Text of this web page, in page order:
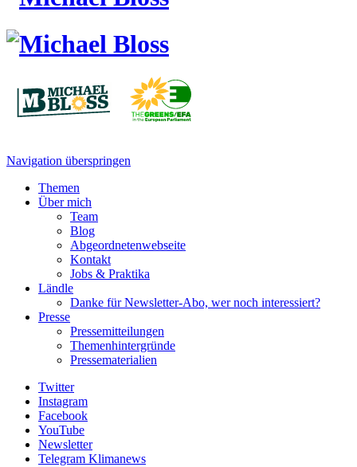
Navigation überspringen
Themen
Über mich
Team
Blog
Abgeordnetenwebseite
Kontakt
Jobs & Praktika
Ländle
Danke für Newsletter-Abo, wer noch interessiert?
Presse
Pressemitteilungen
Themenhintergründe
Pressematerialien
Twitter
Instagram
Facebook
YouTube
Newsletter
Telegram Klimanews